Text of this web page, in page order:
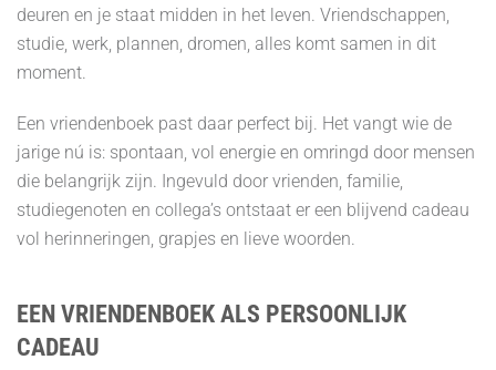
deuren en je staat midden in het leven. Vriendschappen,
studie, werk, plannen, dromen, alles komt samen in dit
moment.
Een vriendenboek past daar perfect bij. Het vangt wie de
jarige nú is: spontaan, vol energie en omringd door mensen
die belangrijk zijn. Ingevuld door vrienden, familie,
studiegenoten en collega’s ontstaat er een blijvend cadeau
vol herinneringen, grapjes en lieve woorden.
EEN VRIENDENBOEK ALS PERSOONLIJK
CADEAU